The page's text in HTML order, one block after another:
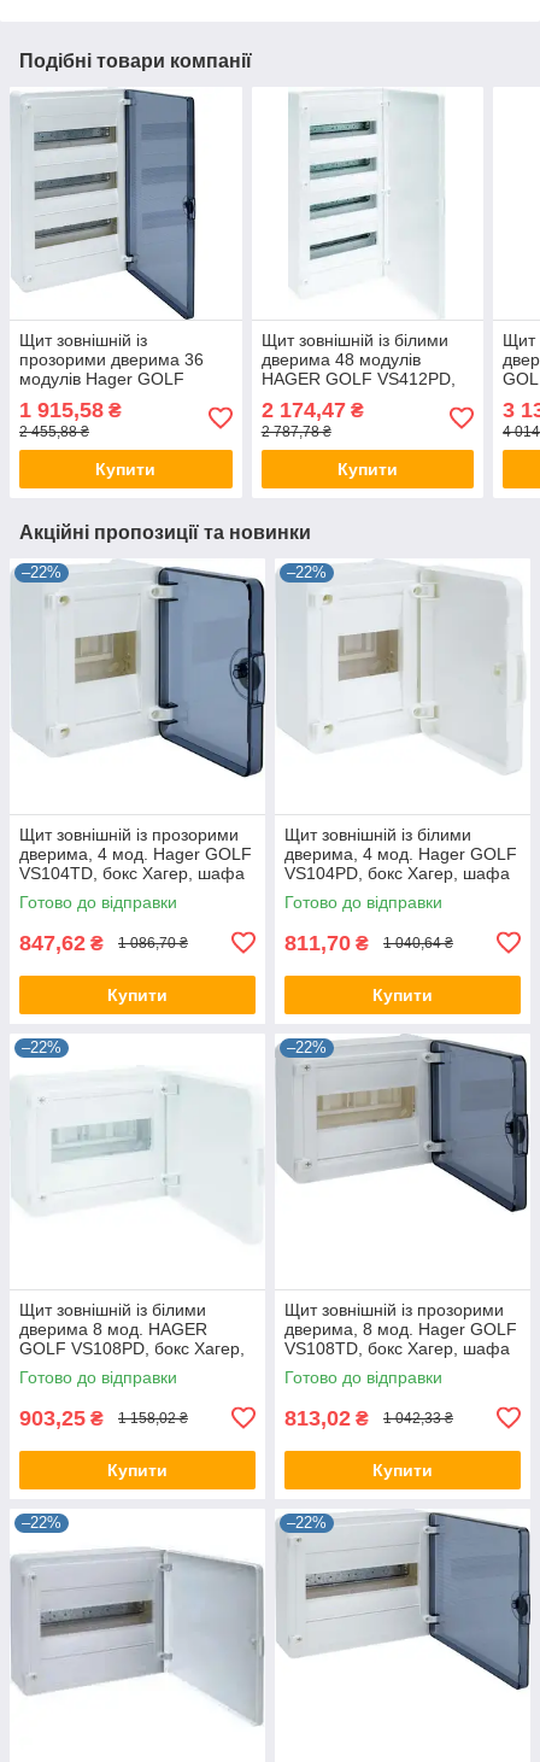
Подібні товари компанії
Щит зовнішній із
прозорими дверима 36
модулів Hager GOLF
шафа розподільна для
автоматів
1 915,58 ₴
2 455,88 ₴
Купити
Щит зовнішній із білими
дверима 48 модулів
HAGER GOLF VS412РD,
розподільна для автоматів
2 174,47₴
2 787,78 ₴
Купити
Щит
для
3
4
Акційні пропозиції та новинки
–22%
Щит зовнішній із прозорими
дверима, 4 мод. Hager GOLF
VS104TD, бокс Хагер, шафа
розподільна для автоматів
Готово до відправки
847,62 ₴ 1 086,70 ₴
Купити
–22%
Щит зовнішній із білими
дверима, 4 мод. Hager GOLF
VS104PD, бокс Хагер, шафа
розподільна для автоматів
Готово до відправки
811,70 ₴ 1 040,64 ₴
Купити
–22%
Щит зовнішній із білими
дверима 8 мод. HAGER
GOLF VS108РD, бокс Хагер,
шафа розподільна для
автоматів
Готово до відправки
903,25 ₴ 1 158,02 ₴
Купити
–22%
Щит зовнішній із прозорими
дверима, 8 мод. Hager GOLF
VS108TD, бокс Хагер, шафа
розподільна для автоматів
Готово до відправки
813,02 ₴ 1 042,33 ₴
Купити
–22% –22%